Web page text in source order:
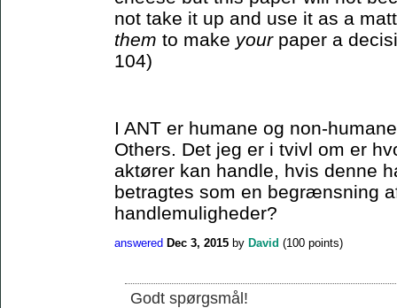
not take it up and use it as a
them to make your paper a
104)
I ANT er humane og non-
Others. Det jeg er i tvivl om er
aktører kan handle, hvis denne
betragtes som en begrænsning
handlemuligheder?
answered Dec 3, 2015 by David (100 points)
Godt spørgsmål!